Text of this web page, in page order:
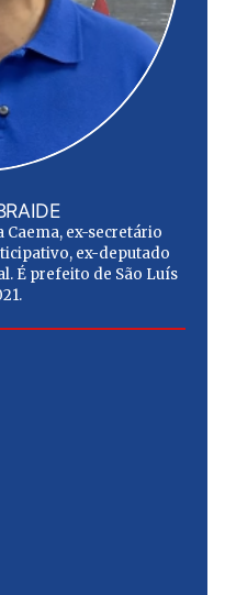
ex-secretário
ex-deputado
É prefeito de São Luís